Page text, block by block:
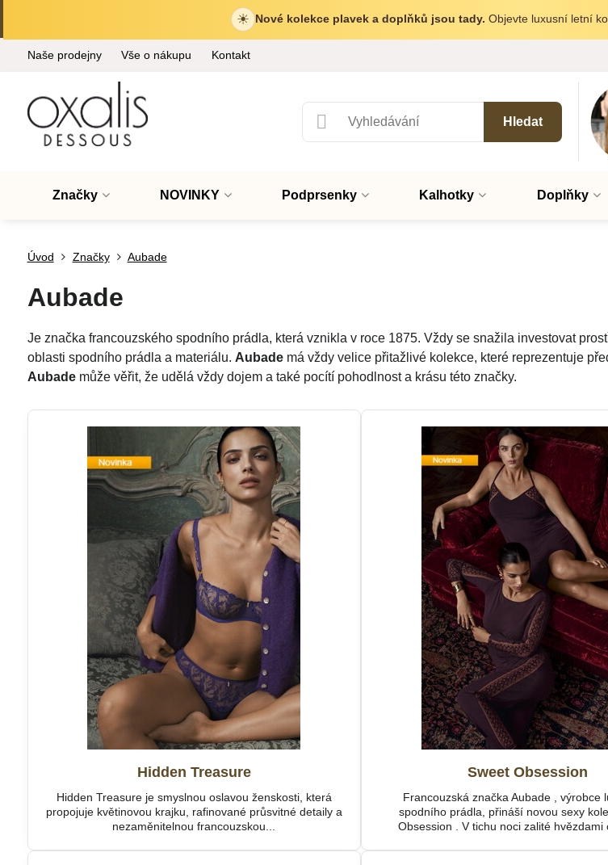
☀ Nové kolekce plavek a doplňků jsou tady. Objevte luxusní letní
Naše prodejny Vše o nákupu Kontakt
Hledat
Značky NOVINKY Podprsenky Kalhotky Doplňky
Úvod Značky Aubade
Aubade
Je značka francouzského spodního prádla, která vznikla v roce 1875. Vždy se snažila investovat
oblasti spodního prádla a materiálu. Aubademá vždy velice přitažlivé kolekce, které reprezentuje
Aubademůže věřit, že udělá vždy dojem a také pocítí pohodlnost a krásu této značky.
Hidden Treasure
Hidden Treasure je smyslnou oslavou ženskosti, která
propojuje květinovou krajku, rafinované průsvitné detaily a
nezaměnitelnou francouzskou...
Sweet Obsession
Francouzská značka Aubade , výrobce
spodního prádla, přináší novou sexy
Obsession . V tichu noci zalité hvězdami